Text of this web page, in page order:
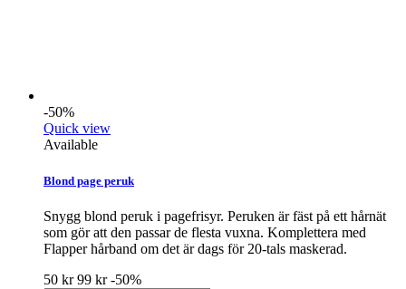
-50%
Quick view
Available
Blond page peruk
Snygg blond peruk i pagefrisyr. Peruken är fäst på ett hårnät
som gör att den passar de flesta vuxna. Komplettera med
Flapper hårband om det är dags för 20-tals maskerad.
50 kr99 kr-50%